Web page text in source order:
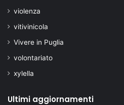
violenza
vitivinicola
Vivere in Puglia
volontariato
xylella
Ultimi aggiornamenti